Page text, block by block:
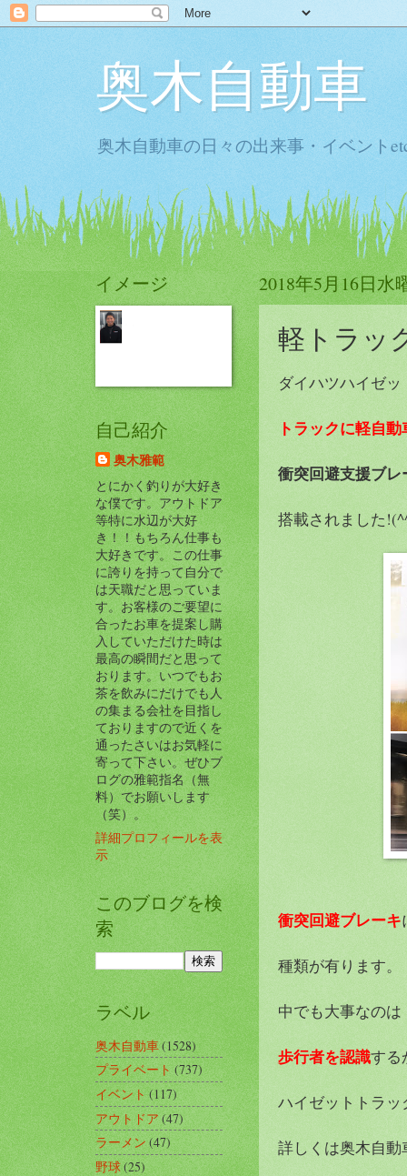
奥木自動車
奥木自動車の日々の出来事・イベント
2018年5月16日水
軽トラッ
ダイハツハイゼッ
トラックに軽自
衝突回避支援ブレ
搭載されました
衝突回避ブレーキ
種類が有ります。
中でも大事なのは
歩行者を認識する
ハイゼットトラ
詳しくは奥木自
イメージ
自己紹介
奥木雅範
とにかく釣りが大好き
な僕です。アウトドア
等特に水辺が大好
き！！もちろん仕事も
大好きです。この仕事
に誇りを持って自分で
は天職だと思っていま
す。お客様のご要望に
合ったお車を提案し購
入していただけた時は
最高の瞬間だと思って
おります。いつでもお
茶を飲みにだけでも人
の集まる会社を目指し
ておりますので近くを
通ったさいはお気軽に
寄って下さい。ぜひブ
ログの雅範指名（無
料）でお願いします
（笑）。
詳細プロフィールを表
示
このブログを検
索
ラベル
奥木自動車(1528)
プライベート(737)
イベント(117)
アウトドア(47)
ラーメン(47)
野球(25)